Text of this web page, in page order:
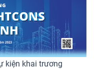
kiện khai trương